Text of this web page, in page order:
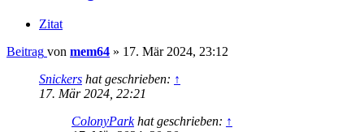
Zitat
Beitrag von mem64 » 17. Mär 2024, 23:12
Snickers hat geschrieben: ↑
17. Mär 2024, 22:21
ColonyParkhat geschrieben: ↑